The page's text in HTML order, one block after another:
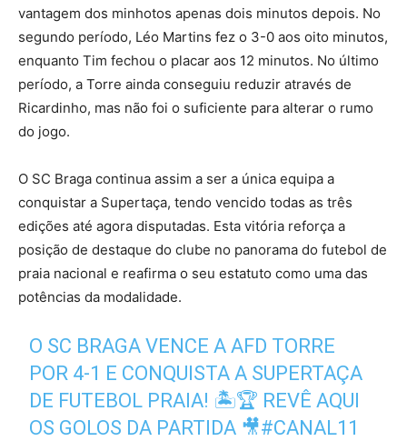
vantagem dos minhotos apenas dois minutos depois. No
segundo período, Léo Martins fez o 3-0 aos oito minutos,
enquanto Tim fechou o placar aos 12 minutos. No último
período, a Torre ainda conseguiu reduzir através de
Ricardinho, mas não foi o suficiente para alterar o rumo
do jogo.
O SC Braga continua assim a ser a única equipa a
conquistar a Supertaça, tendo vencido todas as três
edições até agora disputadas. Esta vitória reforça a
posição de destaque do clube no panorama do futebol de
praia nacional e reafirma o seu estatuto como uma das
potências da modalidade.
O SC BRAGA VENCE A AFD TORRE
POR 4-1 E CONQUISTA A SUPERTAÇA
DE FUTEBOL PRAIA! 🏝️🏆 REVÊ AQUI
OS GOLOS DA PARTIDA 🎥#CANAL11